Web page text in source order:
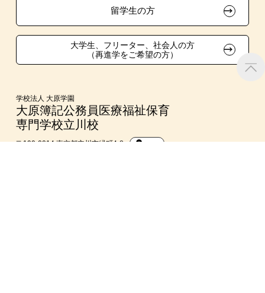
在校生・卒業生紹介推薦入学
大学生・短期大学生特別入学
学費
東京経営大学への3年次編入学
短期大学との併修
留学生の方
大学生、フリーター、社会人の方
（再進学をご希望の方）
学校法人 大原学園
大原簿記公務員医療福祉保育
専門学校立川校
〒190-0014 東京都立川市緑町4-8